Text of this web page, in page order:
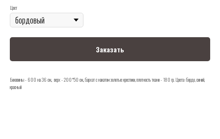
Цвет
Заказать
Боковины - 600 на 36 см., верх - 200*50 см., бархат с накатом золотые крестики, плотность ткани - 180 гр. Цвета: бордо, синий,
красный